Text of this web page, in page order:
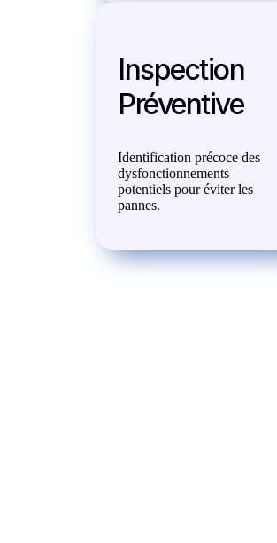
Inspection
Préventive
Identification précoce des
dysfonctionnements
potentiels pour éviter les
pannes.